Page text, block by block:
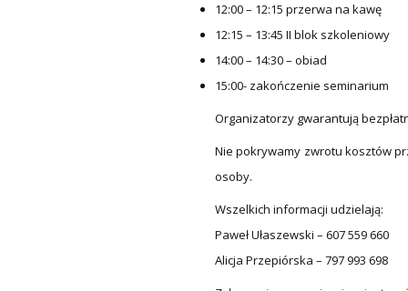
12:00 – 12:15 przerwa na kawę
12:15 – 13:45 II blok szkoleniowy
14:00 – 14:30 – obiad
15:00- zakończenie seminarium
Organizatorzy gwarantują
Nie pokrywamy zwrotu kosztów
osoby.
Wszelkich informacji udzielają:
Paweł Ułaszewski – 607 559 660
Alicja Przepiórska – 797 993 698